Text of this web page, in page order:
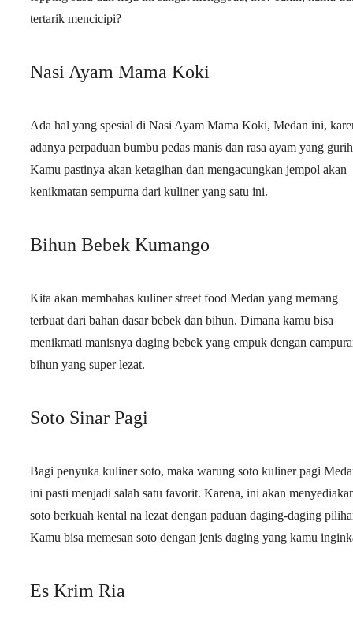
tertarik mencicipi?
Nasi Ayam Mama Koki
Ada hal yang spesial di Nasi Ayam Mama Koki, Medan ini,
adanya perpaduan bumbu pedas manis dan rasa ayam yang
Kamu pastinya akan ketagihan dan mengacungkan jempol akan
kenikmatan sempurna dari kuliner yang satu ini.
Bihun Bebek Kumango
Kita akan membahas kuliner street food Medan yang memang
terbuat dari bahan dasar bebek dan bihun. Dimana kamu bisa
menikmati manisnya daging bebek yang empuk dengan
bihun yang super lezat.
Soto Sinar Pagi
Bagi penyuka kuliner soto, maka warung soto kuliner pagi
ini pasti menjadi salah satu favorit. Karena, ini akan
soto berkuah kental na lezat dengan paduan daging-daging
Kamu bisa memesan soto dengan jenis daging yang kamu
Es Krim Ria